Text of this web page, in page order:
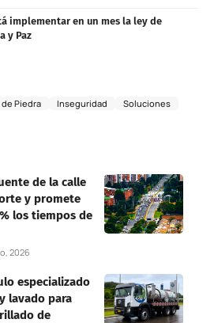
implementar en un mes la ley de
y Paz
Piedra Inseguridad Soluciones
de la calle
y promete
los tiempos de
2026
especializado
lavado para
de